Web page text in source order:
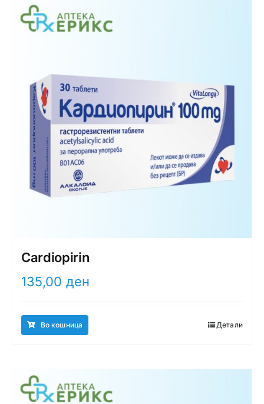
Cardiopirin
135,00 ден
Во кошница Детали